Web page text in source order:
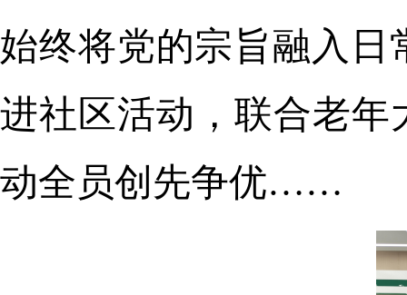
始终将党的宗旨融入
进社区活动，联合老年
动全员创先争优……